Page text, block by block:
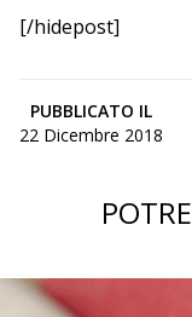
[/hidepost]
PUBBLICATO IL
22 Dicembre 2018